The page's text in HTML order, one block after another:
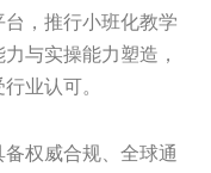
，推行小班化教学
与实操能力塑造，
业认可。
权威合规、全球通